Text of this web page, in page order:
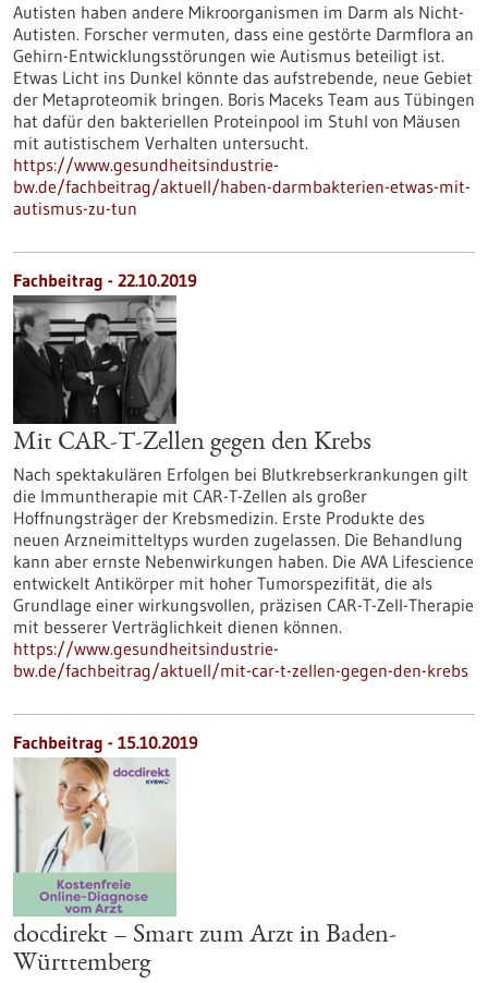
Autisten haben andere Mikroorganismen im Darm als Nicht-
Autisten. Forscher vermuten, dass eine gestörte Darmflora an
Gehirn-Entwicklungsstörungen wie Autismus beteiligt ist.
Etwas Licht ins Dunkel könnte das aufstrebende, neue Gebiet
der Metaproteomik bringen. Boris Maceks Team aus Tübingen
hat dafür den bakteriellen Proteinpool im Stuhl von Mäusen
mit autistischem Verhalten untersucht.
https://www.gesundheitsindustrie-
bw.de/fachbeitrag/aktuell/haben-darmbakterien-etwas-mit-
autismus-zu-tun
Fachbeitrag - 22.10.2019
Mit CAR-T-Zellen gegen den Krebs
Nach spektakulären Erfolgen bei Blutkrebserkrankungen gilt
die Immuntherapie mit CAR-T-Zellen als großer
Hoffnungsträger der Krebsmedizin. Erste Produkte des
neuen Arzneimitteltyps wurden zugelassen. Die Behandlung
kann aber ernste Nebenwirkungen haben. Die AVA Lifescience
entwickelt Antikörper mit hoher Tumorspezifität, die als
Grundlage einer wirkungsvollen, präzisen CAR-T-Zell-Therapie
mit besserer Verträglichkeit dienen können.
https://www.gesundheitsindustrie-
bw.de/fachbeitrag/aktuell/mit-car-t-zellen-gegen-den-krebs
Fachbeitrag - 15.10.2019
docdirekt – Smart zum Arzt in Baden-
Württemberg